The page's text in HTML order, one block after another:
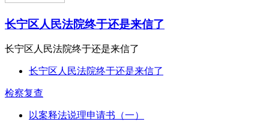
长宁区人民法院终于还是来信了
长宁区人民法院终于还是来信了
长宁区人民法院终于还是来信了
检察复查
以案释法说理申请书（一）